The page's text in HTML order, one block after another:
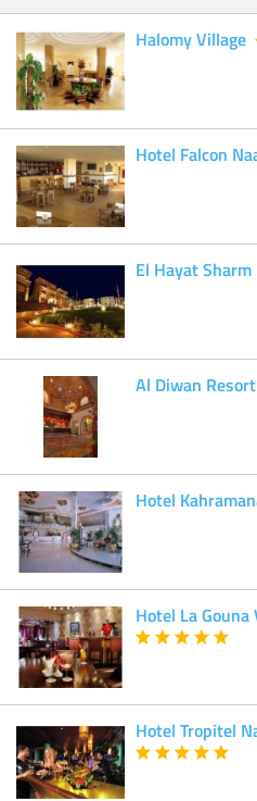
Halomy Village
Hotel Falcon
El Hayat Sharm
Al Diwan Resort
Hotel
Hotel La
Hotel Tropitel